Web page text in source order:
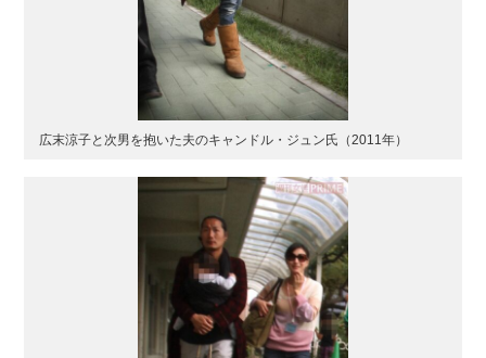
広末涼子と次男を抱いた夫のキャンドル・ジュン氏（2011年）